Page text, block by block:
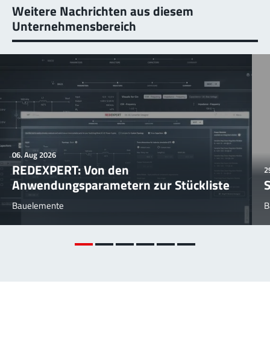
Weitere Nachrichten aus diesem
Unternehmensbereich
06. Aug 2026
REDEXPERT: Von den
Anwendungsparametern zur Stückliste
Bauelemente